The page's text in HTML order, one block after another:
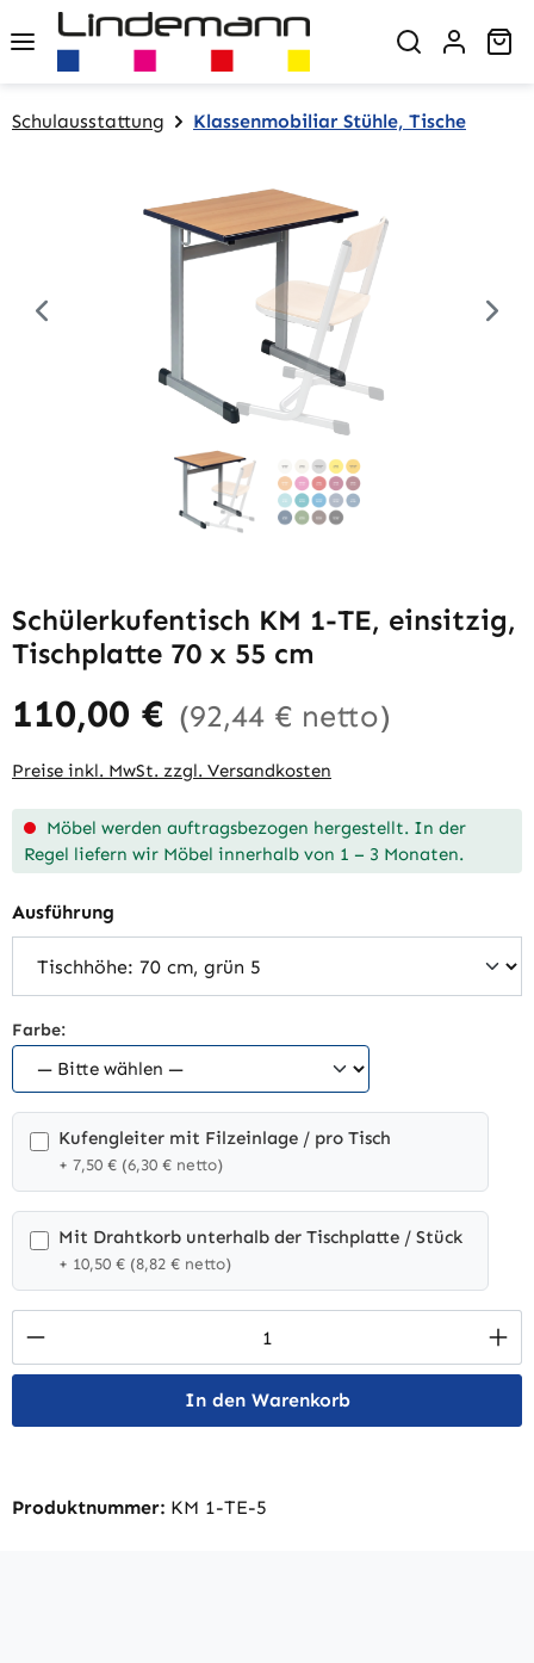
Zum Hauptinhalt springen
Schulausstattung Klassenmobiliar Stühle, Tische
Bildergalerie überspringen
Schülerkufentisch KM 1-TE, einsitzig,
Tischplatte 70 x 55 cm
110,00 € (92,44 € netto)
Preise inkl. MwSt. zzgl. Versandkosten
Möbel werden auftragsbezogen hergestellt. In der
Regel liefern wir Möbel innerhalb von 1 – 3 Monaten.
Ausführung
Farbe:
Kufengleiter mit Filzeinlage / pro Tisch
+ 7,50 € (6,30 € netto)
Mit Drahtkorb unterhalb der Tischplatte / Stück
+ 10,50 € (8,82 € netto)
Produkt Anzahl: Gib den gewünschten
In den Warenkorb
Produktnummer: KM 1-TE-5